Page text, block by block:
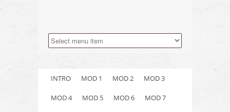
INTRO MOD 1 MOD 2 MOD 3
MOD 4 MOD 5 MOD 6 MOD 7